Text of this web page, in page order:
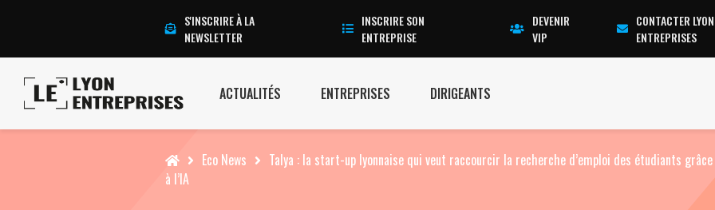
S'INSCRIRE À LA
NEWSLETTER
INSCRIRE SON
ENTREPRISE
DEVENIR
VIP
CONTACTER LYON
ENTREPRISES
ACTUALITÉS ENTREPRISES DIRIGEANTS
Accueil Eco News
Talya : la start-up lyonnaise qui veut raccourcir la recherche d’emploi des étudiants grâce
à l’IA